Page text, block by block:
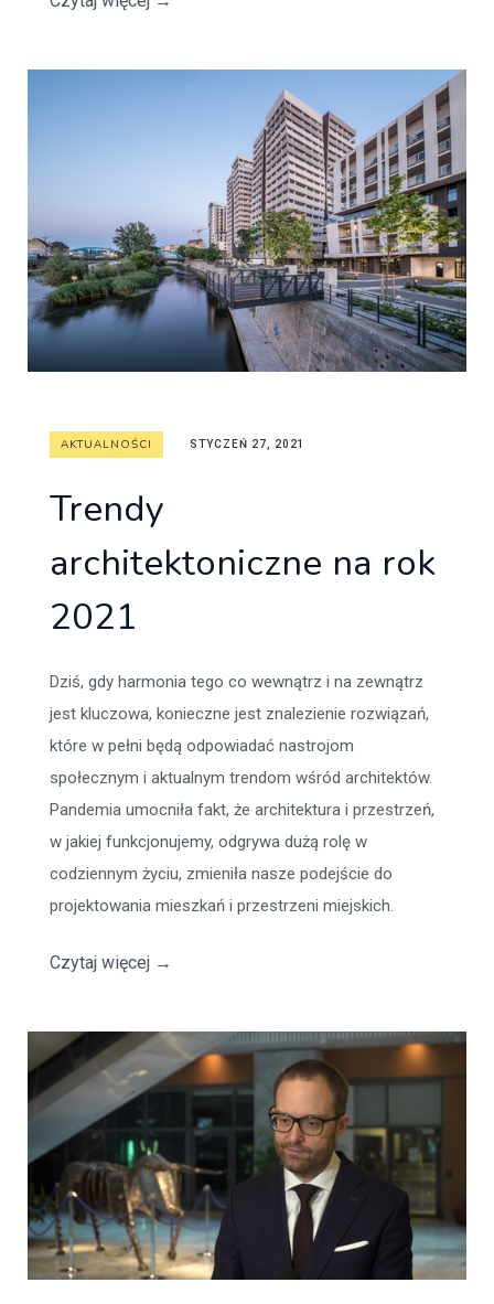
AKTUALNOŚCI STYCZEŃ 27, 2021
Trendy
architektoniczne na rok
2021
Dziś, gdy harmonia tego co wewnątrz i na zewnątrz
jest kluczowa, konieczne jest znalezienie rozwiązań,
które w pełni będą odpowiadać nastrojom
społecznym i aktualnym trendom wśród architektów.
Pandemia umocniła fakt, że architektura i przestrzeń,
w jakiej funkcjonujemy, odgrywa dużą rolę w
codziennym życiu, zmieniła nasze podejście do
projektowania mieszkań i przestrzeni miejskich.
Czytaj więcej →